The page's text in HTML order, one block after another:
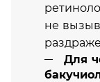
не
Для